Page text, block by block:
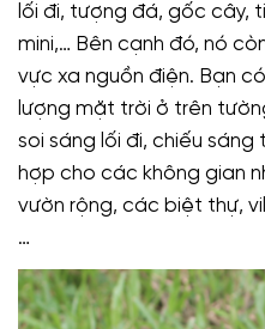
lối đi, tượng đá, gốc cây,
mini,… Bên cạnh đó, nó
vực xa nguồn điện. Bạn
lượng mặt trời ở trên
soi sáng lối đi, chiếu sáng
hợp cho các không gian
vườn rộng, các biệt thự,
…